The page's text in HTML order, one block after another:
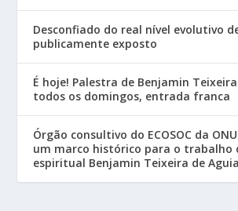
Desconfiado do real nível evolutivo
publicamente exposto
É hoje! Palestra de Benjamin
todos os domingos, entrada franca
Órgão consultivo do ECOSOC da
um marco histórico para o trabalho
espiritual Benjamin Teixeira de